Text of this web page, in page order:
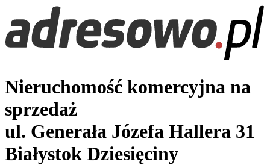
Nieruchomość komercyjna na
sprzedaż
ul. Generała Józefa Hallera 31
Białystok Dziesięciny